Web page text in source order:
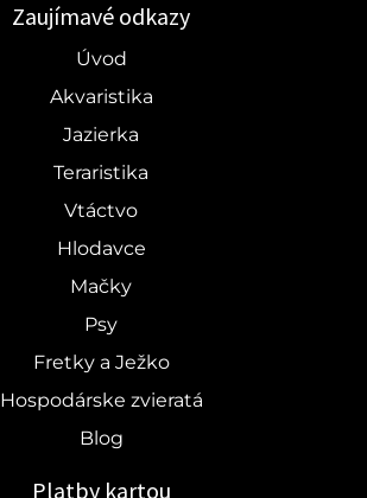
Zaujímavé odkazy
Úvod
Akvaristika
Jazierka
Teraristika
Vtáctvo
Hlodavce
Mačky
Psy
Fretky a Ježko
Hospodárske zvieratá
Blog
Platby kartou